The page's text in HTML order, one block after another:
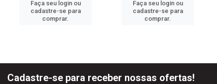
Faça seu login ou
cadastre-se para
comprar.
Faça seu login ou
cadastre-se para
comprar.
Cadastre-se para receber nossas ofertas!